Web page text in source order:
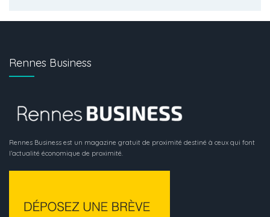
Rennes Business
Rennes Business est un magazine gratuit de proximité destiné à ceux qui font
l’actualité économique de proximité.